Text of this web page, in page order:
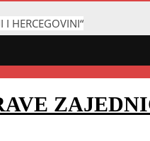
I HERCEGOVINI“